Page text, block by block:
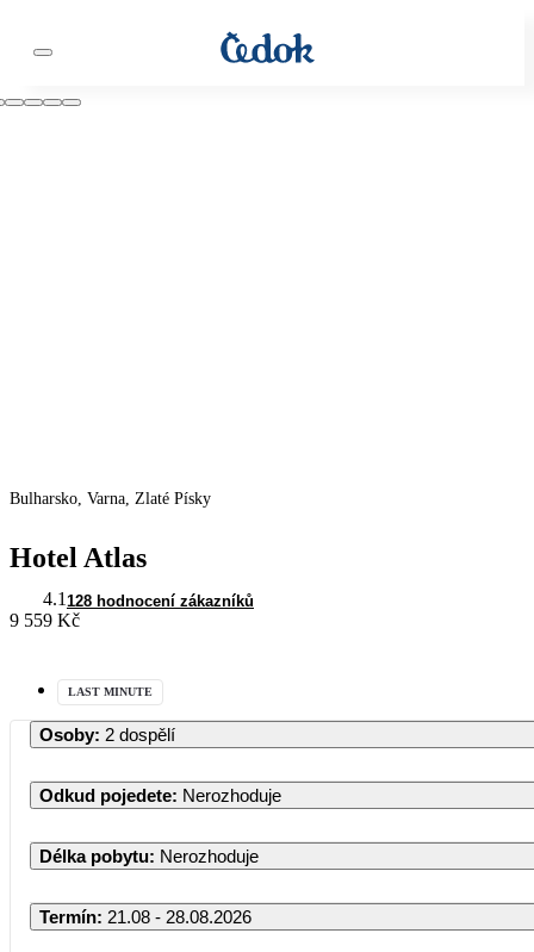
Bulharsko, Varna, Zlaté Písky
Hotel Atlas
4.1 128 hodnocení zákazníků
9 559 Kč
LAST MINUTE
Osoby: 2 dospělí
Odkud pojedete: Nerozhoduje
Délka pobytu: Nerozhoduje
Termín: 21.08 - 28.08.2026